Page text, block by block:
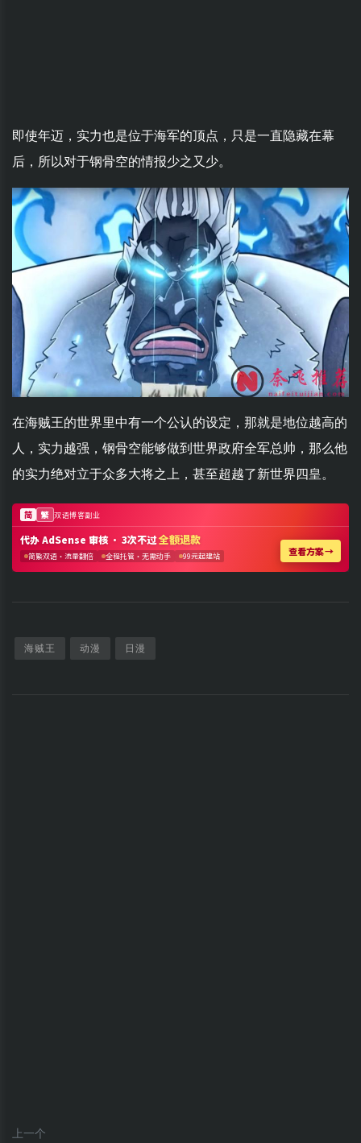
即使年迈，实力也是位于海军的顶点，只是一直隐藏在幕
后，所以对于钢骨空的情报少之又少。
在海贼王的世界里中有一个公认的设定，那就是地位越高的
人，实力越强，钢骨空能够做到世界政府全军总帅，那么他
的实力绝对立于众多大将之上，甚至超越了新世界四皇。
海贼王 动漫 日漫
上一个